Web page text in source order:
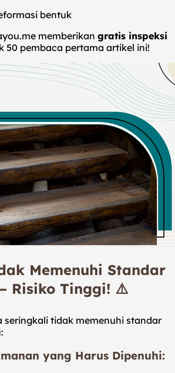
bentuk
memberikan gratis inspeksi
50 pembaca pertama artikel ini!
Memenuhi Standar
Risiko Tinggi! ⚠️
seringkali tidak memenuhi standar
yang Harus Dipenuhi: